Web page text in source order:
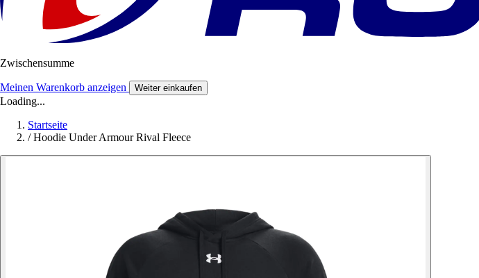
Zwischensumme
Meinen Warenkorb anzeigen Weiter einkaufen
Loading...
Startseite
/ Hoodie Under Armour Rival Fleece